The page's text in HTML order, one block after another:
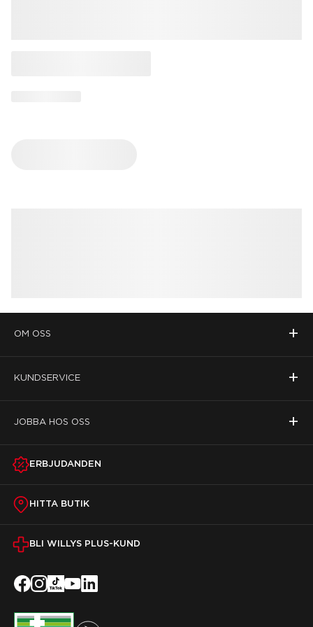
OM OSS +
KUNDSERVICE +
JOBBA HOS OSS +
ERBJUDANDEN
HITTA BUTIK
BLI WILLYS PLUS-KUND